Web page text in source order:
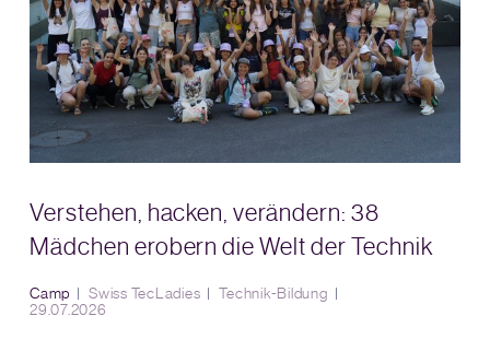
Verstehen, hacken, verändern: 38
Mädchen erobern die Welt der Technik
Camp Swiss TecLadies
Technik-Bildung
29.07.2026